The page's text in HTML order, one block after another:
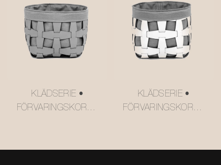
#MSR2408016
KLÄDSERIE •
FÖRVARINGSKORG I
KLÄDSERIE •
FÖRVARINGSKORG I